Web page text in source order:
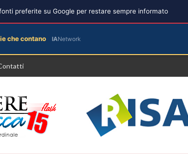
preferite su Google per restare sempre informato
che contano IANetwork